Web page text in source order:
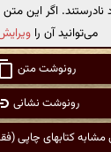
نادرستند. اگر این
می‌توانید آن را
رونوشت متن
رونوشت نشانی
مشابه کتابهای چاپی